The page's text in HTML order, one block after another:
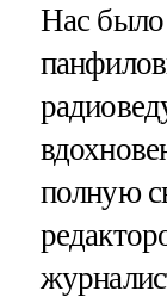
Нас было
полную